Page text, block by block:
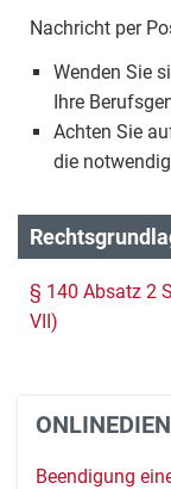
Nachricht per
Wenden Sie
Ihre
Achten Sie
die
§ 140 Absatz 2
VII)
Beendigung